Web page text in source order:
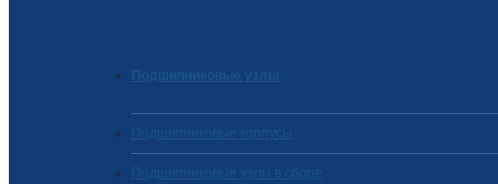
Подшипниковые узлы
Подшипниковые корпусы
Подшипниковые узлы в сборе